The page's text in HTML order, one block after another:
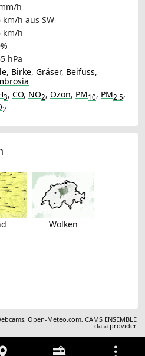
h
km/h aus SW
km/h
hPa
, Birke, Gräser, Beifuss,
3, CO, NO2, Ozon, PM10, PM2.5,
2
Wolken
,Open-Meteo.com,CAMS ENSEMBLE
data provider